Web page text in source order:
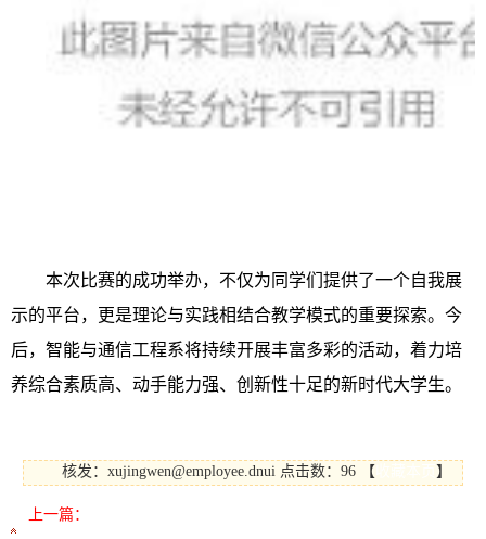
本次比赛的成功举办，不仅为同学们提供了一个自我展
示的平台，更是理论与实践相结合教学模式的重要探索。今
后，智能与通信工程系将持续开展丰富多彩的活动，着力培
养综合素质高、动手能力强、创新性十足的新时代大学生。
核发：xujingwen@employee.dnui 点击数：96 【 】
上一篇：